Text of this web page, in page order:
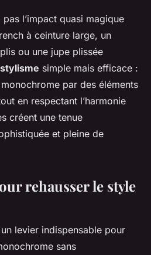
l’impact quasi magique
à ceinture large, un
ou une jupe plissée
simple mais efficace :
par des éléments
en respectant l’harmonie
créent une tenue
et pleine de
rehausser le style
levier indispensable pour
sans